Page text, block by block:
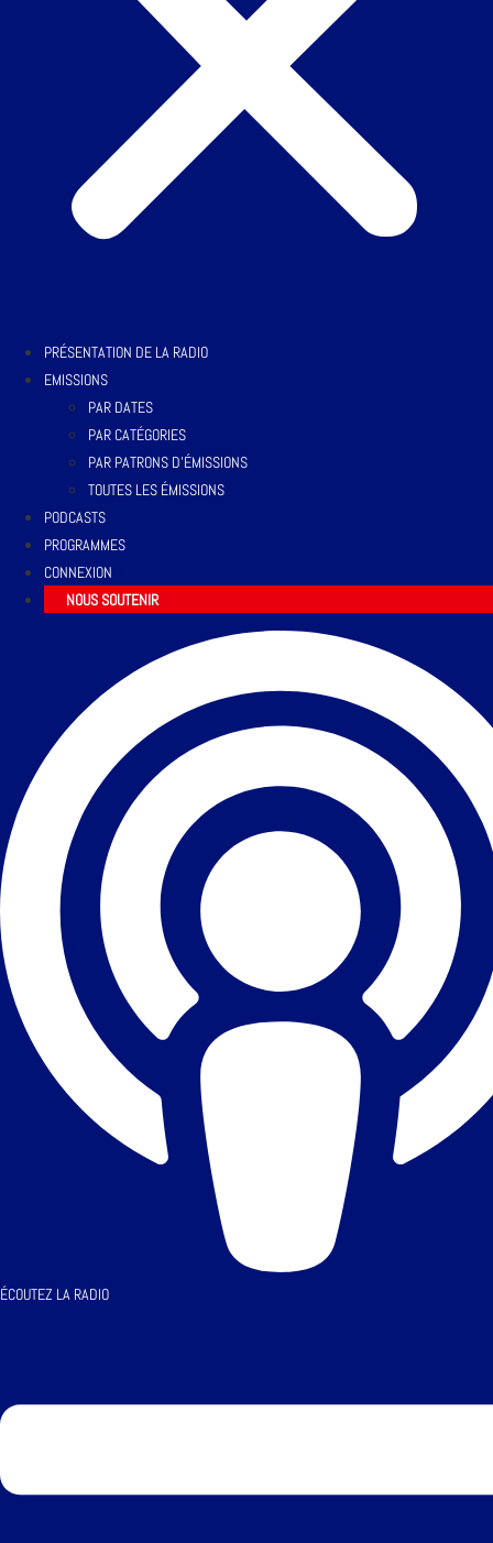
PRÉSENTATION DE LA RADIO
EMISSIONS
PAR DATES
PAR CATÉGORIES
PAR PATRONS D’ÉMISSIONS
TOUTES LES ÉMISSIONS
PODCASTS
PROGRAMMES
CONNEXION
NOUS SOUTENIR
ÉCOUTEZ LA RADIO